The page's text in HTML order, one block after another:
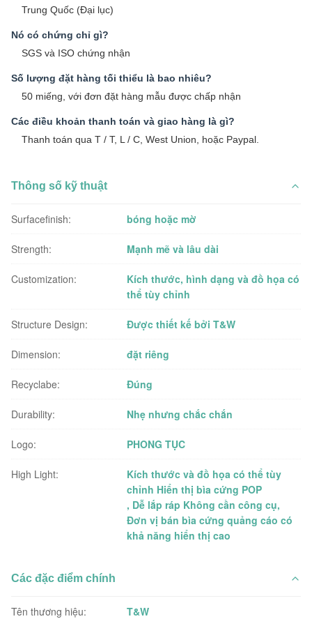
Trung Quốc (Đại lục)
Nó có chứng chỉ gì?
SGS và ISO chứng nhận
Số lượng đặt hàng tối thiểu là bao nhiêu?
50 miếng, với đơn đặt hàng mẫu được chấp nhận
Các điều khoản thanh toán và giao hàng là gì?
Thanh toán qua T / T, L / C, West Union, hoặc Paypal.
Thông số kỹ thuật
Surfacefinish: bóng hoặc mờ
Strength: Mạnh mẽ và lâu dài
Customization:
Kích thước, hình dạng và đồ họa có
thể tùy chỉnh
Structure Design: Được thiết kế bởi T&W
Dimension: đặt riêng
Recyclabe: Đúng
Durability: Nhẹ nhưng chắc chắn
Logo: PHONG TỤC
High Light:
Kích thước và đồ họa có thể tùy
chỉnh Hiển thị bìa cứng POP
, Dễ lắp ráp Không cần công cụ,
Đơn vị bán bìa cứng quảng cáo có
khả năng hiển thị cao
Các đặc điểm chính
Tên thương hiệu: T&W